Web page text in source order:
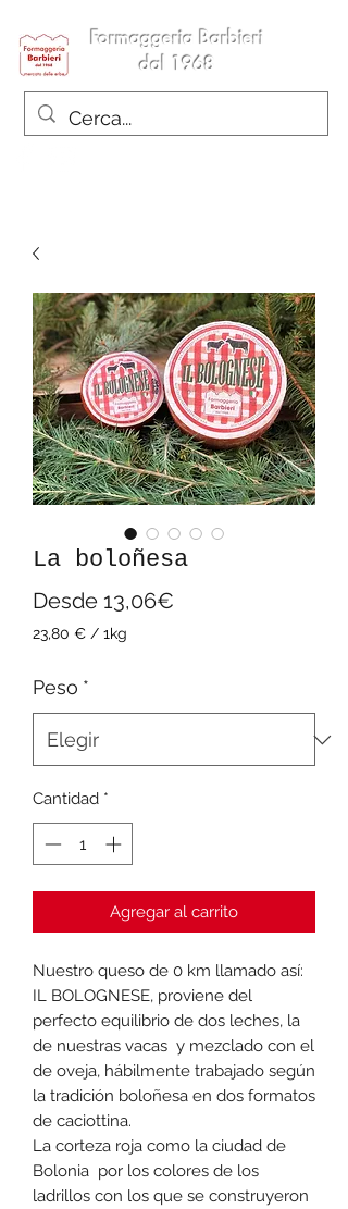
Formaggeria Barbieri
dal 1968
La boloñesa
Desde 13,06€
23,80 € / 1kg
1
Kilogramos
Peso *
Cantidad *
Agregar al carrito
Nuestro queso de 0 km llamado así:
IL BOLOGNESE, proviene del
perfecto equilibrio de dos leches, la
de nuestras vacas y mezclado con el
de oveja, hábilmente trabajado según
la tradición boloñesa en dos formatos
de caciottina.
La corteza roja como la ciudad de
Bolonia por los colores de los
ladrillos con los que se construyeron